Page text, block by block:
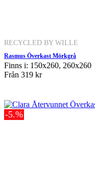
RECYCLED BY WILLE
Rasmus Överkast Mörkgrå
Finns i: 150x260, 260x260
Från 319 kr
-5.%